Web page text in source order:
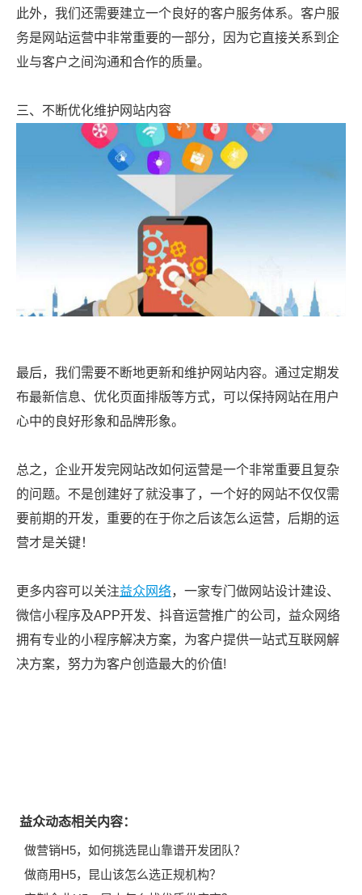
此外，我们还需要建立一个良好的客户服务体系。客户服
务是网站运营中非常重要的一部分，因为它直接关系到企
业与客户之间沟通和合作的质量。
三、不断优化维护网站内容
最后，我们需要不断地更新和维护网站内容。通过定期发
布最新信息、优化页面排版等方式，可以保持网站在用户
心中的良好形象和品牌形象。
总之，企业开发完网站改如何运营是一个非常重要且复杂
的问题。不是创建好了就没事了，一个好的网站不仅仅需
要前期的开发，重要的在于你之后该怎么运营，后期的运
营才是关键！
更多内容可以关注益众网络，一家专门做网站设计建设、
微信小程序及APP开发、抖音运营推广的公司，益众网络
拥有专业的小程序解决方案，为客户提供一站式互联网解
决方案，努力为客户创造最大的价值!
益众动态相关内容：
做营销H5，如何挑选昆山靠谱开发团队？
做商用H5，昆山该怎么选正规机构？